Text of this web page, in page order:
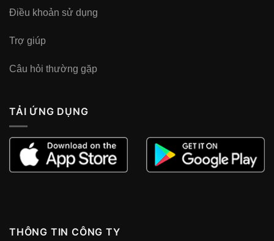
Điều khoản sử dụng
Trợ giúp
Câu hỏi thường gặp
TẢI ỨNG DỤNG
THÔNG TIN CÔNG TY